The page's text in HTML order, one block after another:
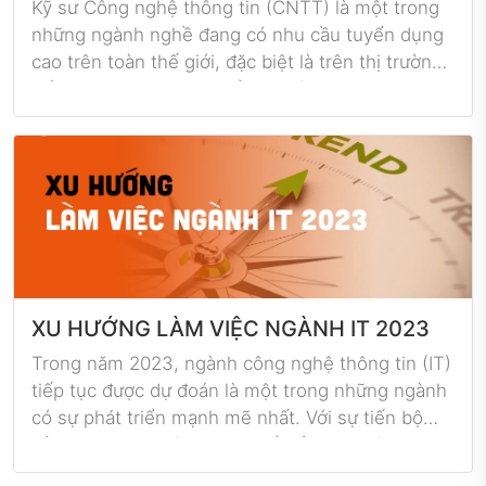
Kỹ sư Công nghệ thông tin (CNTT) là một trong
những ngành nghề đang có nhu cầu tuyển dụng
cao trên toàn thế giới, đặc biệt là trên thị trường
CNTT đáp ứng yêu cầu của thị trường tiếng Anh
thì không phải là một công việc đơn giản. Các
doanh nghiệp cần chú ý đến một số yếu tố quan
trọng như tiếng Anh, kinh nghiệm làm việc quốc
tế, kỹ năng mềm, tìm hiểu thị trường và văn hóa
để tìm kiếm và giữ chân nhân tài.
XU HƯỚNG LÀM VIỆC NGÀNH IT 2023
Trong năm 2023, ngành công nghệ thông tin (IT)
tiếp tục được dự đoán là một trong những ngành
có sự phát triển mạnh mẽ nhất. Với sự tiến bộ
động, các cách thức làm việc trong ngành IT